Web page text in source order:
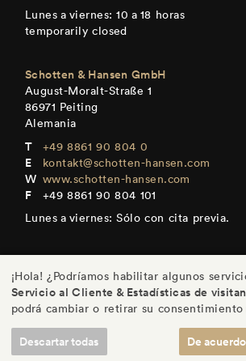
Lunes a viernes: 10 a 18 horas
temporarily closed
Schotten & Hansen GmbH
August-Moralt-Straße 1
86971 Peiting
Alemania
+49 8861 90 804 0
kontakt@schotten-hansen.com
www.schotten-hansen.com
+49 8861 90 804 101
Lunes a viernes: Sólo con cita previa.
DE / FR
¡Hola! ¿Podríamos habilitar algunos
Servicio al Cliente & Estadísticas de
podrá cambiar o retirar su consentimiento
Descartar todas De acuerdo